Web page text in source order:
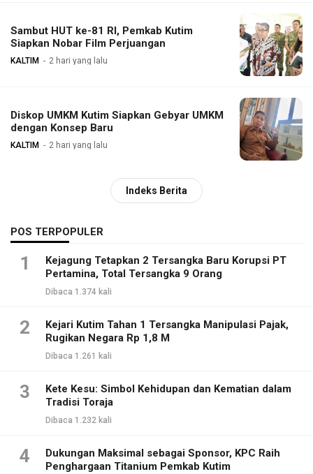
Sambut HUT ke-81 RI, Pemkab Kutim
Siapkan Nobar Film Perjuangan
KALTIM 2 hari yang lalu
Diskop UMKM Kutim Siapkan Gebyar UMKM
dengan Konsep Baru
KALTIM 2 hari yang lalu
Indeks Berita
POS TERPOPULER
1
Kejagung Tetapkan 2 Tersangka Baru Korupsi PT
Pertamina, Total Tersangka 9 Orang
Dibaca 1.374 kali
2
Kejari Kutim Tahan 1 Tersangka Manipulasi Pajak,
Rugikan Negara Rp 1,8 M
Dibaca 1.261 kali
3
Kete Kesu: Simbol Kehidupan dan Kematian dalam
Tradisi Toraja
Dibaca 1.232 kali
4
Dukungan Maksimal sebagai Sponsor, KPC Raih
Penghargaan Titanium Pemkab Kutim